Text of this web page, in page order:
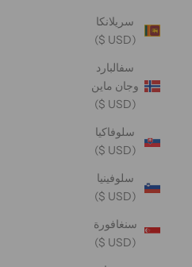
سريلانكا
(USD $)
سفالبارد
وجان ماين
(USD $)
سلوفاكيا
(USD $)
سلوفينيا
(USD $)
سنغافورة
(USD $)